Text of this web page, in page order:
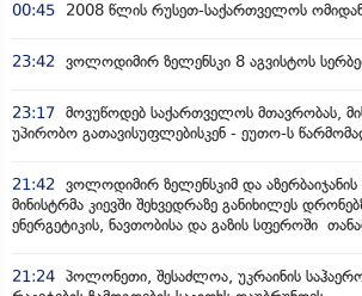
00:45 2008 წლის რუსეთ-საქართველოს
23:42 ვოლოდიმირ ზელენსკი 8 აგვისტოს
23:17 მოვუწოდებ საქართველოს მთავრობას,
უპირობო გათავისუფლებისკენ - ეუთო-ს
21:42 ვოლოდიმირ ზელენსკიმ და აზერბაიჯანის
მინისტრმა კიევში შეხვედრაზე განიხილეს
ენერგეტიკის, ნავთობისა და გაზის სფეროში
21:24 პოლონეთი, შესაძლოა, უკრაინის